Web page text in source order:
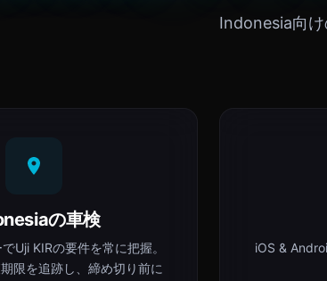
Indonesia向け
の車検
Uji KIRの要件を常に把握。
限を追跡し、締め切り前に
iOS &